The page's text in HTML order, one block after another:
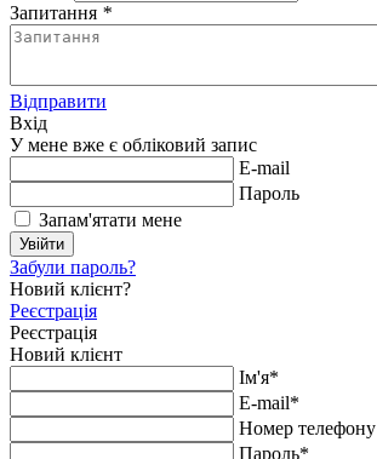
Запитання *
Відправити
Вхід
У мене вже є обліковий запис
E-mail
Пароль
Запам'ятати мене
Увійти
Забули пароль?
Новий клієнт?
Реєстрація
Реєстрація
Новий клієнт
Ім'я*
E-mail*
Номер телефону
Пароль*